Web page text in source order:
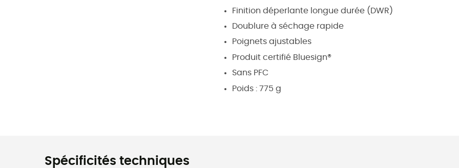
Finition déperlante longue durée (DWR)
Doublure à séchage rapide
Poignets ajustables
Produit certifié Bluesign®
Sans PFC
Poids : 775 g
Spécificités techniques